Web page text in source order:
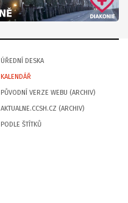
ÚŘEDNÍ DESKA
KALENDÁŘ
PŮVODNÍ VERZE WEBU (ARCHIV)
AKTUALNE.CCSH.CZ (ARCHIV)
PODLE ŠTÍTKŮ